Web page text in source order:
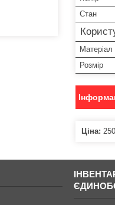
Стан
Матеріал
Розмір
Ціна: